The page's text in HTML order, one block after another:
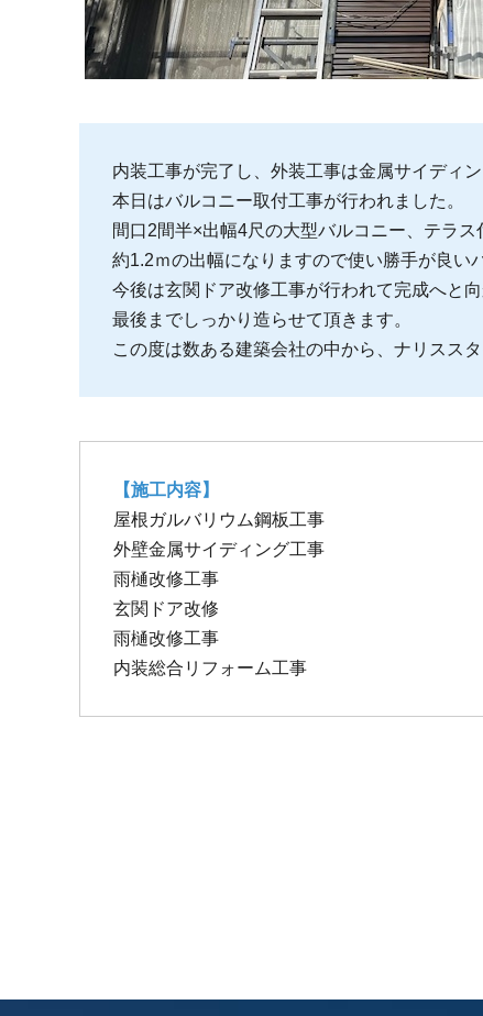
内装工事が完了し、外装工事は金属サイディ
本日はバルコニー取付工事が行われました。
間口2間半×出幅4尺の大型バルコニー、テラス
約1.2ｍの出幅になりますので使い勝手が良い
今後は玄関ドア改修工事が行われて完成へと向
最後までしっかり造らせて頂きます。
この度は数ある建築会社の中から、ナリスス
【施工内容】
屋根ガルバリウム鋼板工事
外壁金属サイディング工事
雨樋改修工事
玄関ドア改修
雨樋改修工事
内装総合リフォーム工事